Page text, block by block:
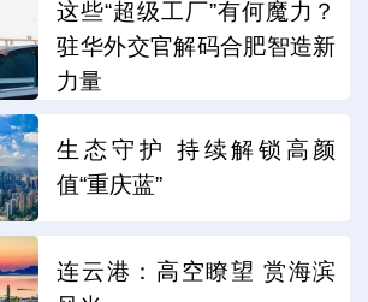
这些“超级工厂”有何魔力？
驻华外交官解码合肥智造新
力量
生态守护 持续解锁高颜
值“重庆蓝”
连云港：高空瞭望 赏海滨